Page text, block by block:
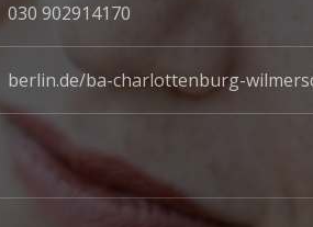
030 902914170
berlin.de/ba-charlottenburg-